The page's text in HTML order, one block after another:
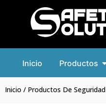
Inicio Productos
Inicio / Productos De Seguridad